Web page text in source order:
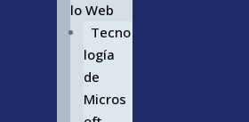
lo Web
Tecno
logía
de
Micros